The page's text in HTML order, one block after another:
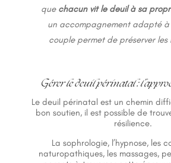
que chacun vit le deuil à sa
un accompagnement adapté
couple permet de préserver les
Gérer le deuil périnatal :
Le deuil périnatal est un chemin
bon soutien, il est possible de
résilience.
La sophrologie, l’hypnose, les
naturopathiques, les massages,